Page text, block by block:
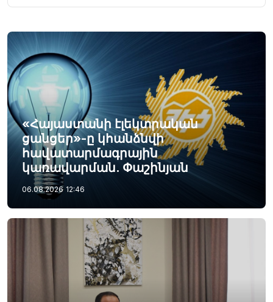
«Հայաստանի էլեկտրական
ցանցեր»-ը կհանձնվի
հավատարմագրային
կառավարման. Փաշինյան
06.08.2026 12:46